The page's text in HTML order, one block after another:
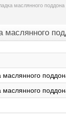
маслянного поддона
маслянного
маслянного
маслянного